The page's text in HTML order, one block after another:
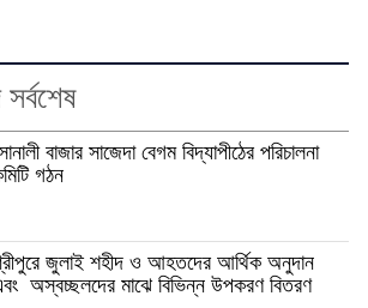
বাজার সাজেদা বেগম বিদ্যাপীঠের পরিচালনা
গঠন
জুলাই শহীদ ও আহতদের আর্থিক অনুদান
অস্বচ্ছলদের মাঝে বিভিন্ন উপকরণ বিতরণ